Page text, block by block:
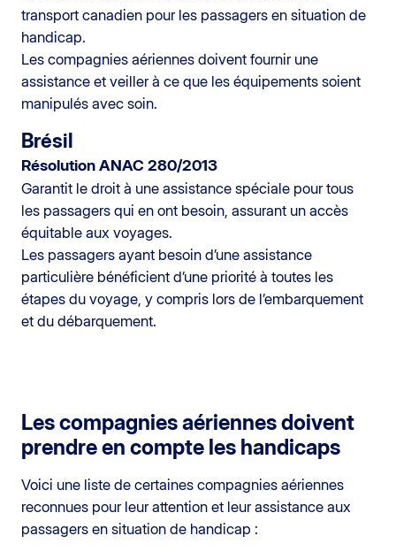
transport canadien pour les passagers en situation de
handicap.
Les compagnies aériennes doivent fournir une
assistance et veiller à ce que les équipements soient
manipulés avec soin.
Brésil
Résolution ANAC 280/2013
Garantit le droit à une assistance spéciale pour tous
les passagers qui en ont besoin, assurant un accès
équitable aux voyages.
Les passagers ayant besoin d’une assistance
particulière bénéficient d’une priorité à toutes les
étapes du voyage, y compris lors de l’embarquement
et du débarquement.
Les compagnies aériennes doivent
prendre en compte les handicaps
Voici une liste de certaines compagnies aériennes
reconnues pour leur attention et leur assistance aux
passagers en situation de handicap :